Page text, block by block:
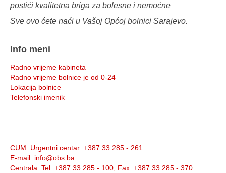
postići kvalitetna briga za bolesne i nemoćne
Sve ovo ćete naći u Vašoj Općoj bolnici Sarajevo.
Info meni
Radno vrijeme kabineta
Radno vrijeme bolnice je od 0-24
Lokacija bolnice
Telefonski imenik
CUM: Urgentni centar: +387 33 285 - 261
E-mail: info@obs.ba
Centrala: Tel: +387 33 285 - 100, Fax: +387 33 285 - 370